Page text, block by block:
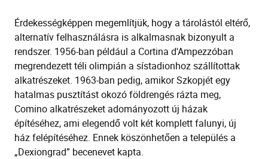
Érdekességképpen megemlítjük, hogy a tárolástól eltérő,
alternatív felhasználásra is alkalmasnak bizonyult a
rendszer. 1956-ban például a Cortina d'Ampezzóban
megrendezett téli olimpián a sístadionhoz szállítottak
alkatrészeket. 1963-ban pedig, amikor Szkopjét egy
hatalmas pusztítást okozó földrengés rázta meg,
Comino alkatrészeket adományozott új házak
építéséhez, ami elegendő volt két komplett falunyi, új
ház felépítéséhez. Ennek köszönhetően a település a
„Dexiongrad” becenevet kapta.